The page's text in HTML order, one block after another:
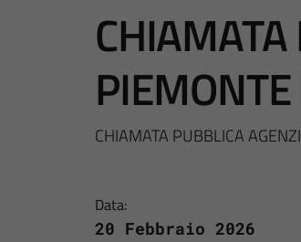
CHIAMATA PUBBLICA
Data:
20 Febbraio 2026